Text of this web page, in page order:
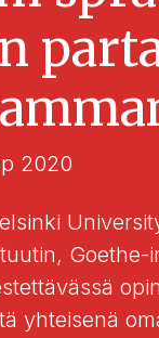
2020
yhteisenä